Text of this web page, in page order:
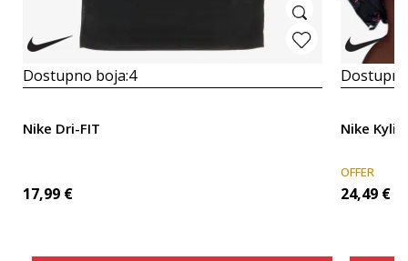
Dostupno boja:4
Nike Dri-FIT
17,99 €
Nike
OFFER
24,49 €